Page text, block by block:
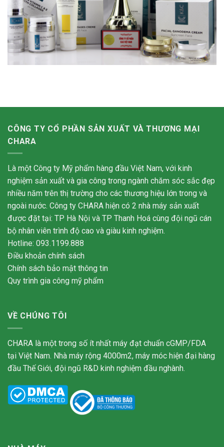
CÔNG TY CỔ PHẦN SẢN XUẤT VÀ THƯƠNG MẠI
CHARA
Là một Công ty Mỹ phẩm hàng đầu Việt Nam, với kinh
nghiệm sản xuất và gia công trong ngành chăm sóc sắc đẹp
nhiều năm trên thị trường cho các thương hiệu lớn trong và
ngoài nước. Công ty CHARA hiện có 2 nhà máy sản xuất
được đặt tại: TP Hà Nội và TP Thanh Hoá cùng đội ngũ cán
bộ nhân viên trình độ cao và giàu kinh nghiệm.
Hotline: 093.1199.888
Điều khoản chính sách
Chính sách bảo mật thông tin
Quy trình gia công mỹ phẩm
VỀ CHÚNG TÔI
CHARA là một trong số ít nhất máy đạt chuẩn cGMP/FDA
tại Việt Nam. Nhà máy rộng 4000m2, máy móc hiện đại hàng
đầu Thế Giới, đội ngũ R&D kinh nghiệm đầu nghành.